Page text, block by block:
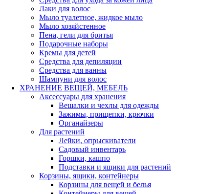
Лаки для волос
Мыло туалетное, жидкое мыло
Мыло хозяйстенное
Пена, гели для бритья
Подарочные наборы
Кремы для детей
Средства для депиляции
Средства для ванны
Шампуни для волос
ХРАНЕНИЕ ВЕЩЕЙ, МЕБЕЛЬ
Аксессуары для хранения
Вешалки и чехлы для одежды
Зажимы, прищепки, крючки
Органайзеры
Для растений
Лейки, опрыскиватели
Садовый инвентарь
Горшки, кашпо
Подставки и ящики для растений
Корзины, ящики, контейнеры
Корзины для вещей и белья